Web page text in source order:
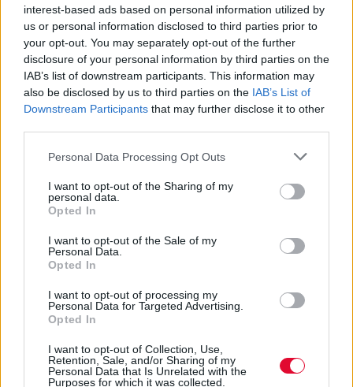
interest-based ads based on personal information utilized by
us or personal information disclosed to third parties prior to
your opt-out. You may separately opt-out of the further
disclosure of your personal information by third parties on the
IAB’s list of downstream participants. This information may
also be disclosed by us to third parties on the IAB’s List of
Downstream Participants that may further disclose it to other
Personal Data Processing Opt Outs
I want to opt-out of the Sharing of my
personal data.
Opted In
I want to opt-out of the Sale of my
Personal Data.
Opted In
I want to opt-out of processing my
Personal Data for Targeted Advertising.
Opted In
I want to opt-out of Collection, Use,
Retention, Sale, and/or Sharing of my
Personal Data that Is Unrelated with the
Purposes for which it was collected.
Όταν τα μεγάλα γλωσσικά μοντέλα της AI
τρέφονται με χαμηλής ποιότητας, «viral»
περιεχόμενο από τα κο...
Λίνα Γριβογιάννη
Τρικ μπορούν να κάνουν την
Τεχνητή Νοημοσύνη να “σπάσει”
τους κανόνες
Αδημοσίευτο
Τα μεγάλα γλωσσικά μοντέλα υπόσχονταν
ατσάλινα όρια και αδιάρρηκτους φραγμούς,